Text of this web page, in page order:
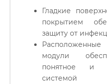
Гладкие
покрытием
защиту от
модули
понятное и
системой